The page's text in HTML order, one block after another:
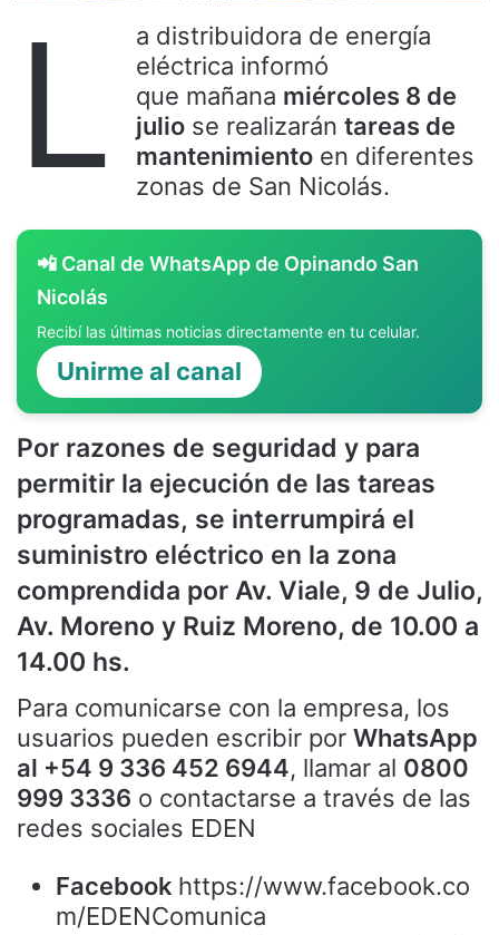
L
a distribuidora de energía
eléctrica informó
que mañana miércoles 8 de
julio se realizarán tareas de
mantenimiento en diferentes
zonas de San Nicolás.
📲 Canal de WhatsApp de Opinando San
Nicolás
Recibí las últimas noticias directamente en tu celular.
Unirme al canal
Por razones de seguridad y para
permitir la ejecución de las tareas
programadas, se interrumpirá el
suministro eléctrico en la zona
comprendida por Av. Viale, 9 de Julio,
Av. Moreno y Ruiz Moreno, de 10.00 a
14.00 hs.
Para comunicarse con la empresa, los
usuarios pueden escribir por WhatsApp
al +54 9 336 452 6944, llamar al 0800
999 3336 o contactarse a través de las
redes sociales EDEN
Facebook https://www.facebook.co
m/EDENComunica